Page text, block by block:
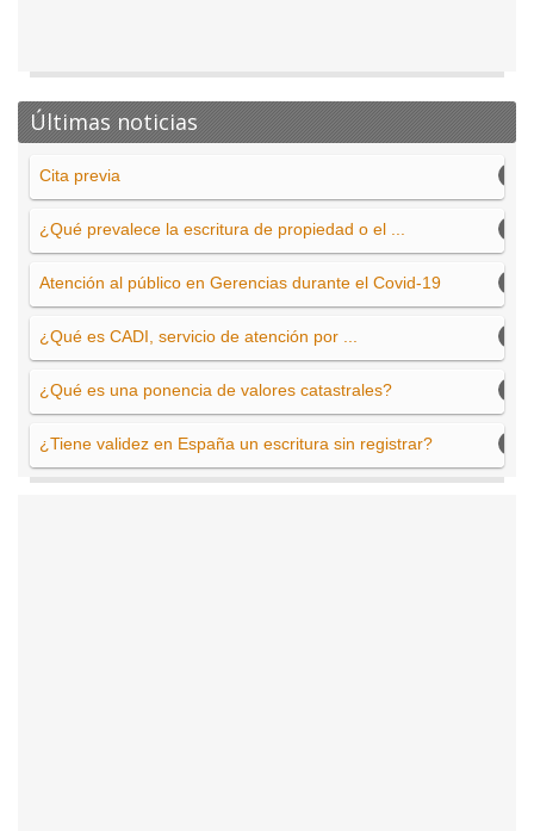
Últimas noticias
Cita previa
¿Qué prevalece la escritura de propiedad o el ...
Atención al público en Gerencias durante el Covid-19
¿Qué es CADI, servicio de atención por ...
¿Qué es una ponencia de valores catastrales?
¿Tiene validez en España un escritura sin registrar?